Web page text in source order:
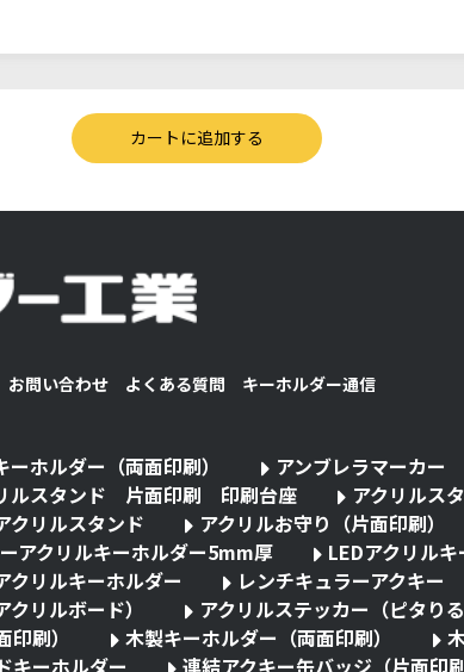
お問い合わせ よくある質問 キーホルダー通信
ーホルダー（両面印刷）
アンブレラマーカー
ルスタンド 片面印刷 印刷台座
アクリル
クリルスタンド
アクリルお守り（片面印刷）
アクリルキーホルダー5mm厚
LEDアクリル
クリルキーホルダー
レンチキュラーアクキー
リルボード）
アクリルステッカー（ピタり
刷） 木製キーホルダー（両面印刷）
キーホルダー 連結アクキー缶バッジ（片面印